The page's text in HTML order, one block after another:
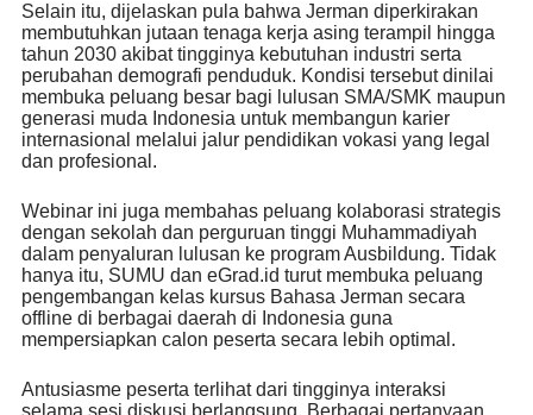
Selain itu, dijelaskan pula bahwa Jerman diperkirakan
membutuhkan jutaan tenaga kerja asing terampil hingga
tahun 2030 akibat tingginya kebutuhan industri serta
perubahan demografi penduduk. Kondisi tersebut dinilai
membuka peluang besar bagi lulusan SMA/SMK maupun
generasi muda Indonesia untuk membangun karier
internasional melalui jalur pendidikan vokasi yang legal
dan profesional.
Webinar ini juga membahas peluang kolaborasi strategis
dengan sekolah dan perguruan tinggi Muhammadiyah
dalam penyaluran lulusan ke program Ausbildung. Tidak
hanya itu, SUMU dan eGrad.id turut membuka peluang
pengembangan kelas kursus Bahasa Jerman secara
offline di berbagai daerah di Indonesia guna
mempersiapkan calon peserta secara lebih optimal.
Antusiasme peserta terlihat dari tingginya interaksi
selama sesi diskusi berlangsung. Berbagai pertanyaan